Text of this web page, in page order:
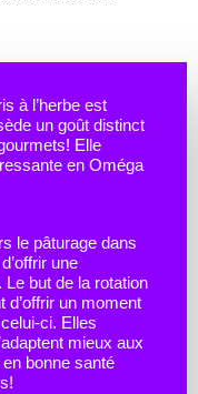
à l’herbe est
un goût distinct
Elle
en Oméga
le pâturage dans
une
but de la rotation
d’offrir un moment
ci. Elles
mieux aux
bonne santé